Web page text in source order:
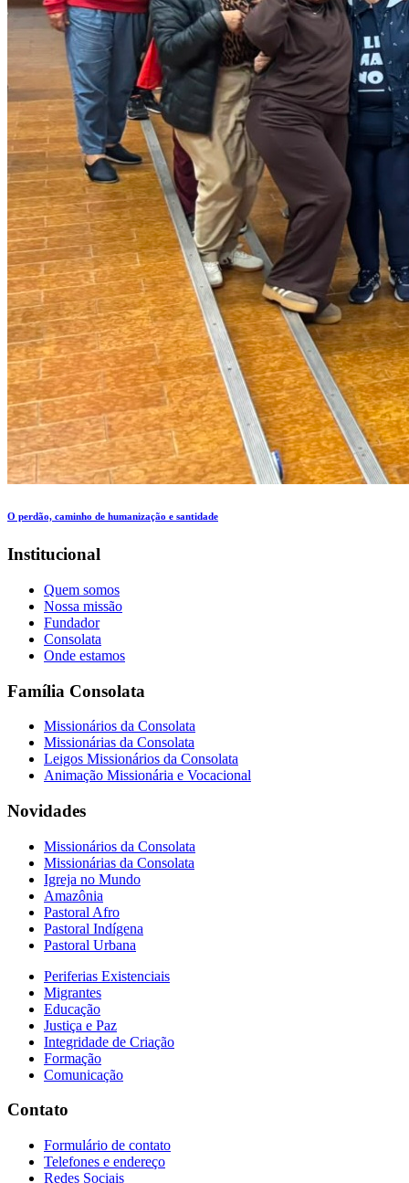
O perdão, caminho de humanização e santidade
Institucional
Quem somos
Nossa missão
Fundador
Consolata
Onde estamos
Família Consolata
Missionários da Consolata
Missionárias da Consolata
Leigos Missionários da Consolata
Animação Missionária e Vocacional
Novidades
Missionários da Consolata
Missionárias da Consolata
Igreja no Mundo
Amazônia
Pastoral Afro
Pastoral Indígena
Pastoral Urbana
Periferias Existenciais
Migrantes
Educação
Justiça e Paz
Integridade de Criação
Formação
Comunicação
Contato
Formulário de contato
Telefones e endereço
Redes Sociais